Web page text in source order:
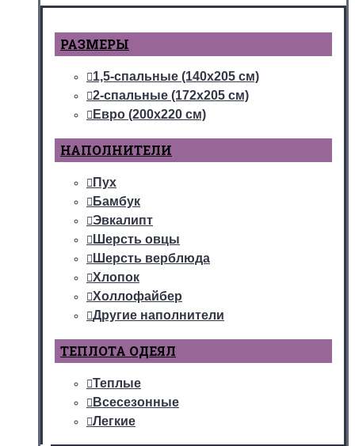
РАЗМЕРЫ
1,5-спальные (140х205 см)
2-спальные (172х205 см)
Евро (200х220 см)
НАПОЛНИТЕЛИ
Пух
Бамбук
Эвкалипт
Шерсть овцы
Шерсть верблюда
Хлопок
Холлофайбер
Другие наполнители
ТЕПЛОТА ОДЕЯЛ
Теплые
Всесезонные
Легкие